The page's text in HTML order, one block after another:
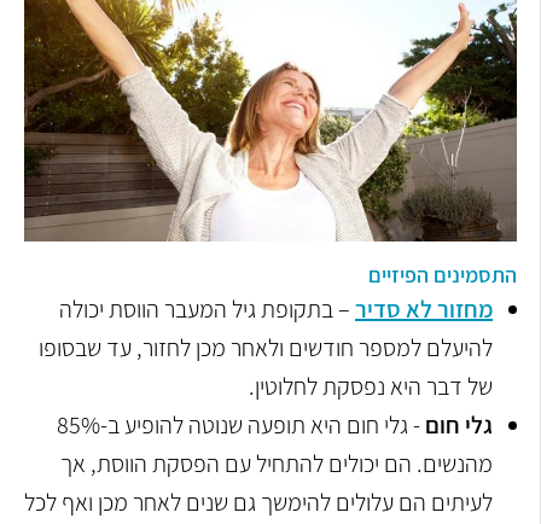
התסמינים הפיזיים
מחזור לא סדיר– בתקופת גיל המעבר הווסת יכולה
להיעלם למספר חודשים ולאחר מכן לחזור, עד שבסופו
של דבר היא נפסקת לחלוטין.
גלי חום
- גלי חום היא תופעה שנוטה להופיע ב-85%
מהנשים. הם יכולים להתחיל עם הפסקת הווסת, אך
לעיתים הם עלולים להימשך גם שנים לאחר מכן ואף לכל